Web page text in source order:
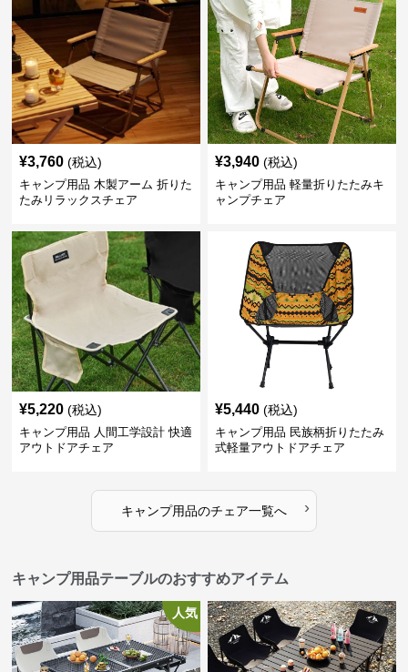
¥3,760 (税込)
キャンプ用品 木製アーム 折りた
たみリラックスチェア
¥3,940 (税込)
キャンプ用品 軽量折りたたみキ
ャンプチェア
¥5,220 (税込)
キャンプ用品 人間工学設計 快適
アウトドアチェア
¥5,440 (税込)
キャンプ用品 民族柄折りたたみ
式軽量アウトドアチェア
キャンプ用品のチェア一覧へ ›
キャンプ用品テーブルのおすすめアイテム
人気